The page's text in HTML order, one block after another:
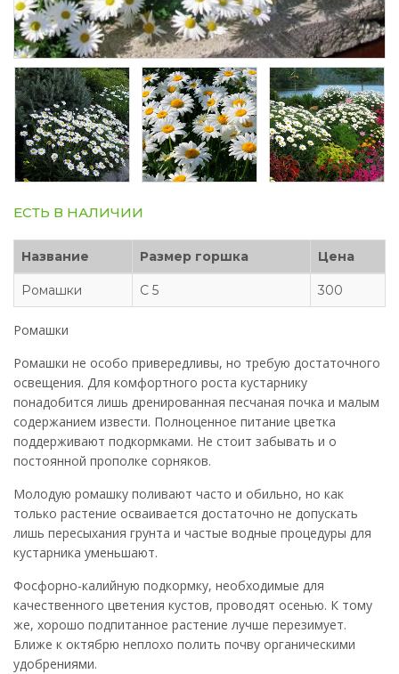
ЕСТЬ В НАЛИЧИИ
Название Размер горшка Цена
Ромашки С 5 300
Ромашки
Ромашки не особо привередливы, но требую достаточного
освещения. Для комфортного роста кустарнику
понадобится лишь дренированная песчаная почка и малым
содержанием извести. Полноценное питание цветка
поддерживают подкормками. Не стоит забывать и о
постоянной прополке сорняков.
Молодую ромашку поливают часто и обильно, но как
только растение осваивается достаточно не допускать
лишь пересыхания грунта и частые водные процедуры для
кустарника уменьшают.
Фосфорно-калийную подкормку, необходимые для
качественного цветения кустов, проводят осенью. К тому
же, хорошо подпитанное растение лучше перезимует.
Ближе к октябрю неплохо полить почву органическими
удобрениями.